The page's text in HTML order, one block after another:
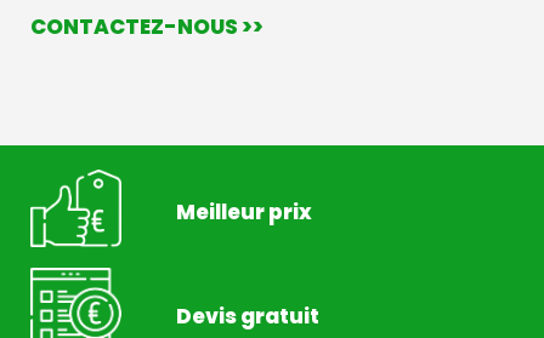
CONTACTEZ-NOUS >>
Meilleur prix
Devis gratuit